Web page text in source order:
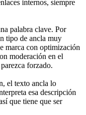
internos, siempre
palabra clave. Por
tipo de ancla muy
marca con optimización
moderación en el
forzado.
el texto ancla lo
esa descripción
que tiene que ser